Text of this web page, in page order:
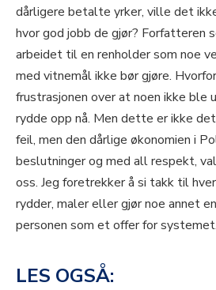
dårligere betalte yrker, ville det
hvor god jobb de gjør? Forfatteren
arbeidet til en renholder som noe
med vitnemål ikke bør gjøre.
frustrasjonen over at noen ikke ble
rydde opp nå. Men dette er ikke
feil, men den dårlige økonomien i
beslutninger og med all respekt,
oss. Jeg foretrekker å si takk til
rydder, maler eller gjør noe annet
personen som et offer for systemet.
LES OGSÅ: